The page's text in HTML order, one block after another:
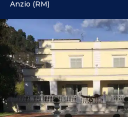
Anzio (RM)